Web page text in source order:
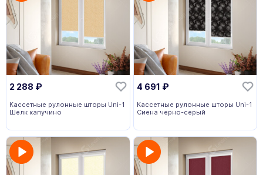
2 288 ₽
Кассетные рулонные шторы Uni-1
Шелк капучино
4 691 ₽
Кассетные рулонные шторы Uni-1
Сиена черно-серый